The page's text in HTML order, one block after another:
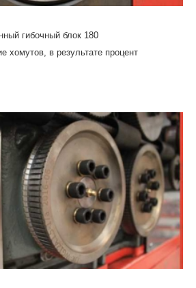
гибочный блок 180
хомутов, в результате процент